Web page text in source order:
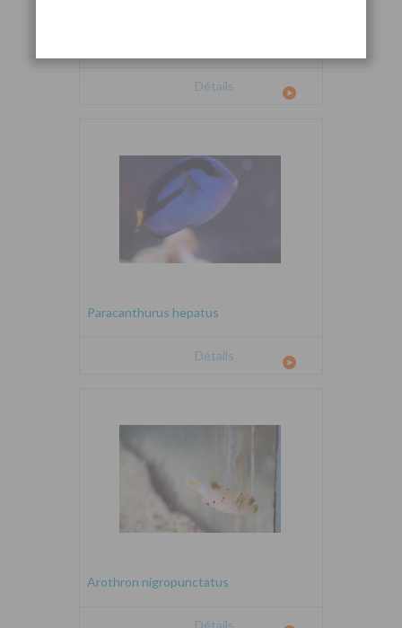
Détails
Paracanthurus hepatus
Détails
Arothron nigropunctatus
Détails